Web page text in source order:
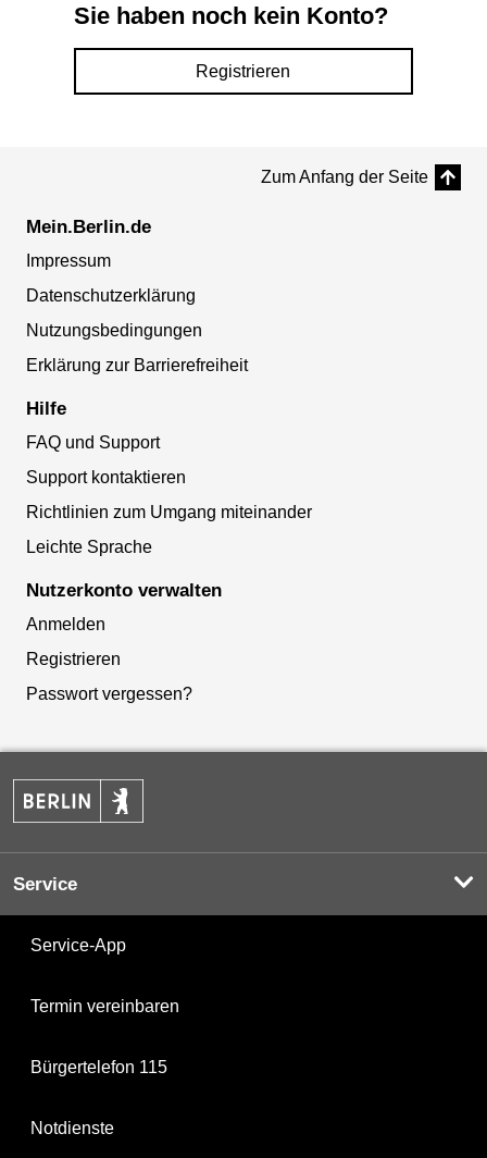
Sie haben noch kein Konto?
Registrieren
Zum Anfang der Seite
Mein.Berlin.de
Impressum
Datenschutzerklärung
Nutzungsbedingungen
Erklärung zur Barrierefreiheit
Hilfe
FAQ und Support
Support kontaktieren
Richtlinien zum Umgang miteinander
Leichte Sprache
Nutzerkonto verwalten
Anmelden
Registrieren
Passwort vergessen?
Service
Service-App
Termin vereinbaren
Bürgertelefon 115
Notdienste